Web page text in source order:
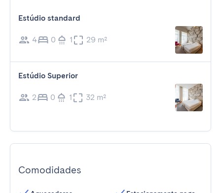
Estúdio standard
4 0 1 29 m²
Estúdio Superior
2 0 1 32 m²
Comodidades